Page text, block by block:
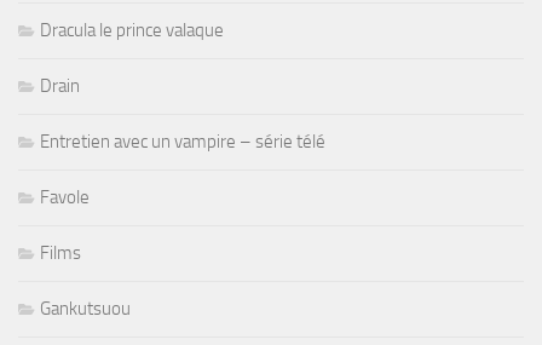
Dracula le prince valaque
Drain
Entretien avec un vampire – série télé
Favole
Films
Gankutsuou